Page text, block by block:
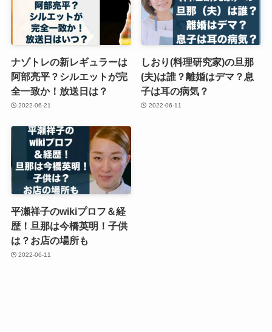
ナゾトレの新レギュラーは
阿部亮平？シルエットが完
全一致か！放送日は？
2022-06-21
しおり(料理研究家)の旦那
(夫)は誰？離婚はデマ？息
子は耳の病気？
2022-06-11
平瀬祥子のwikiプロフ＆経
歴！旦那は今橋英明！子供
は？お店の場所も
2022-06-11